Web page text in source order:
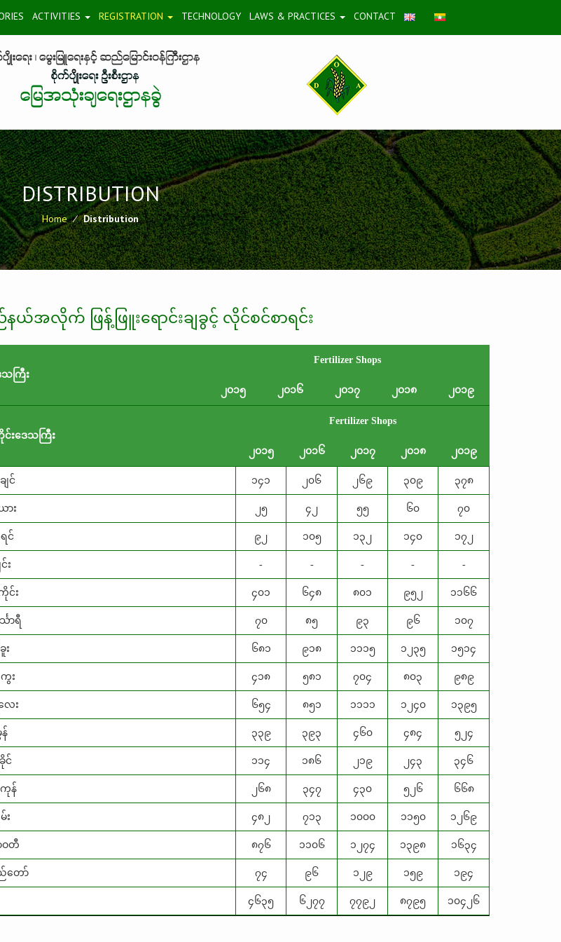
ACTIVITIES REGISTRATION TECHNOLOGY LAWS & PRACTICES CONTACT
DISTRIBUTION
Home ⁄ Distribution
ည်နယ်အလိုက် ဖြန့်ဖြူးရောင်းချခွင့် လိုင်စင်စာရင်း
သကြီး
Fertilizer Shops
၂၀၁၅ ၂၀၁၆ ၂၀၁၇ ၂၀၁၈ ၂၀၁၉
းဒေသကြီး
Fertilizer Shops
၂၀၁၅ ၂၀၁၆ ၂၀၁၇ ၂၀၁၈ ၂၀၁၉
ျင် ၁၄၁ ၂၀၆ ၂၆၉ ၃၀၉ ၃၇၈
း ၂၅ ၄၂ ၅၅ ၆၀ ၇၀
င် ၉၂ ၁၀၅ ၁၃၂ ၁၄၀ ၁၇၂
င်း - - - - -
င်း ၄၀၁ ၆၄၈ ၈၀၁ ၉၅၂ ၁၁၆၆
ာရီ ၇၀ ၈၅ ၉၃ ၉၆ ၁၀၇
း ၆၈၁ ၉၁၈ ၁၁၁၅ ၁၂၃၅ ၁၅၁၄
း ၄၁၈ ၅၈၁ ၇၀၄ ၈၀၃ ၉၈၉
ေး ၆၅၄ ၈၅၁ ၁၁၁၁ ၁၂၄၀ ၁၃၉၅
န် ၃၃၉ ၃၉၃ ၄၆၀ ၄၈၄ ၅၂၄
င် ၁၁၄ ၁၈၆ ၂၁၉ ၂၄၃ ၃၄၆
ကုန် ၂၆၈ ၃၄၇ ၄၃၀ ၅၂၆ ၆၆၈
း ၄၈၂ ၇၁၃ ၁၀၀၀ ၁၁၅၀ ၁၂၆၉
ဝတီ ၈၇၆ ၁၁၀၆ ၁၂၇၄ ၁၃၉၈ ၁၆၃၄
တော် ၇၄ ၉၆ ၁၂၉ ၁၅၉ ၁၉၄
၄၆၃၅ ၆၂၇၇ ၇၇၉၂ ၈၇၉၅ ၁၀၄၂၆